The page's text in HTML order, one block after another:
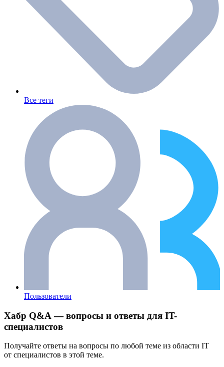
Все теги
Пользователи
Хабр Q&A — вопросы и ответы для IT-
специалистов
Получайте ответы на вопросы по любой теме из области IT
от специалистов в этой теме.